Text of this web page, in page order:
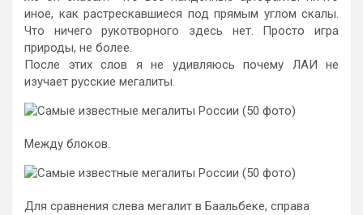
иное, как растрескавшиеся под прямым углом скалы.
Что ничего рукотворного здесь нет. Просто игра
природы, не более.
После этих слов я не удивляюсь почему ЛАИ не
изучает русские мегалиты.
Между блоков.
Для сравнения слева мегалит в Баальбеке, справа